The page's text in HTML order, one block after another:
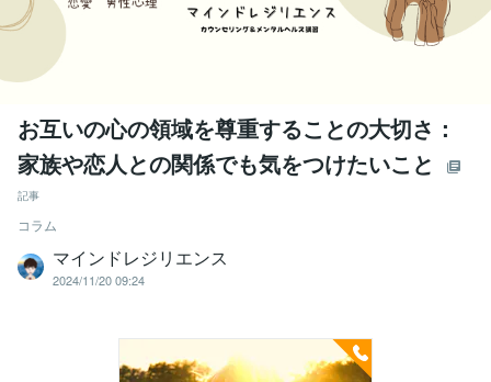
お互いの心の領域を尊重することの大切さ：
家族や恋人との関係でも気をつけたいこと
記事
コラム
マインドレジリエンス
2024/11/20 09:24